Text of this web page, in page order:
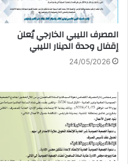
المصرف الليبي الخارجي يُعلن
إقفال وحدة الدينار الليبي
24/05/2026